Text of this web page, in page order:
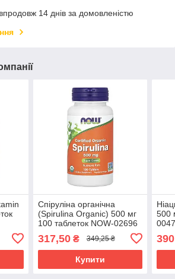
14 днів за домовленістю
Спіруліна органічна
(Spirulina Organic) 500 мг
100 таблеток NOW-02696
317,50₴ 349,25 ₴
Купити
500